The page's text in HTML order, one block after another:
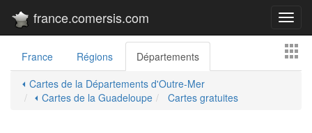
france.comersis.com
France Régions
Départements
⏴ Cartes de la Départements d'Outre-Mer
⏴ Cartes de la Guadeloupe
Cartes gratuites